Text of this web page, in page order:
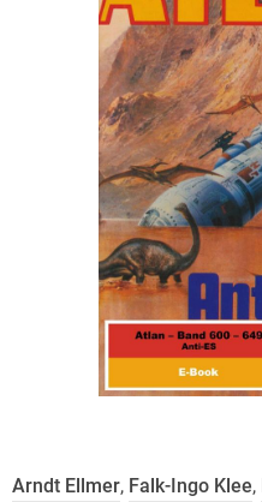
Arndt Ellmer, Falk-Ingo Klee,